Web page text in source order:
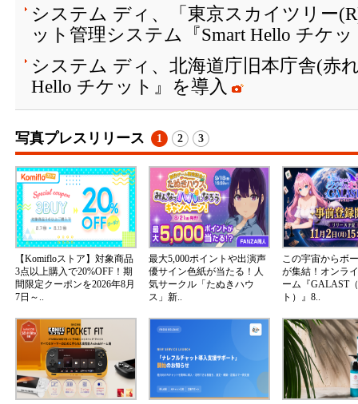
システム ディ、「東京スカイツリー
ット管理システム『Smart Hello チケ
システム ディ、北海道庁旧本庁舎(赤
Hello チケット』を導入
写真プレスリリース 1 2 3
【Komifloストア】対象商品
3点以上購入で20%OFF！期
間限定クーポンを2026年8月
7日～..
最大5,000ポイントや出演声
優サイン色紙が当たる！人
気サークル「たぬきハウ
ス」新..
この宇宙からボ
が集結！オンラ
ーム『GALAST
ト）』8..